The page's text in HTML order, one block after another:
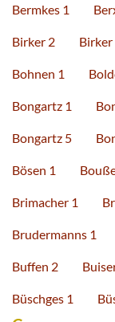
Bermkes 1
Birker 2 Birker
Bohnen 1
Bongartz 1
Bongartz 5
Bösen 1
Brimacher 1
Brudermanns 1
Buffen 2
Büschges 1